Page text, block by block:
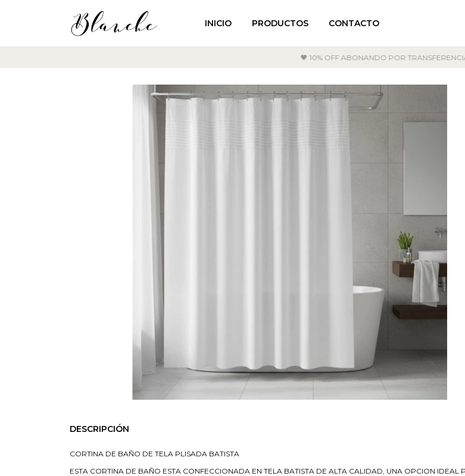
INICIO PRODUCTOS CONTACTO
🖤 10% OFF ABONANDO POR TRANSFERENCIA
DESCRIPCIÓN
CORTINA DE BAÑO DE TELA PLISADA BATISTA
ESTA CORTINA DE BAÑO ESTA CONFECCIONADA EN TELA BATISTA DE ALTA CALIDAD, UNA OPCION IDEAL